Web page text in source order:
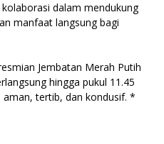
dalam mendukung
manfaat langsung bagi
Jembatan Merah Putih
hingga pukul 11.45
aman, tertib, dan kondusif. *